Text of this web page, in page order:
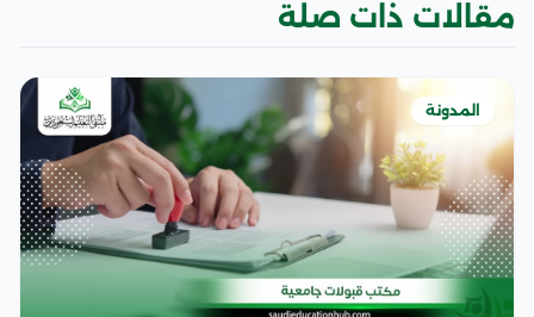
مقالات ذات صلة
المدونة